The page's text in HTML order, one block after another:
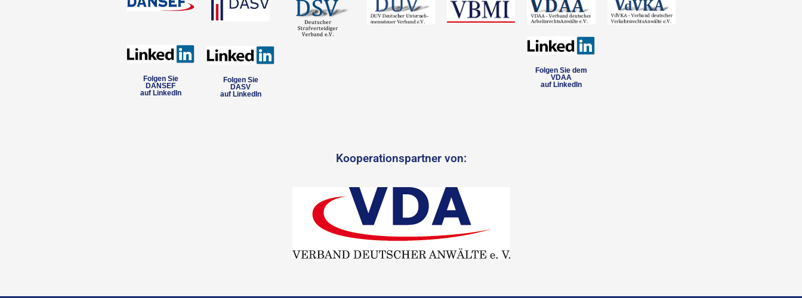
Folgen Sie
DANSEF
auf LinkedIn
Folgen Sie
DASV
auf LinkedIn
Folgen Sie dem
VDAA
auf LinkedIn
Kooperationspartner von: